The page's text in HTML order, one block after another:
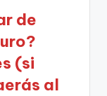
de
(si
al